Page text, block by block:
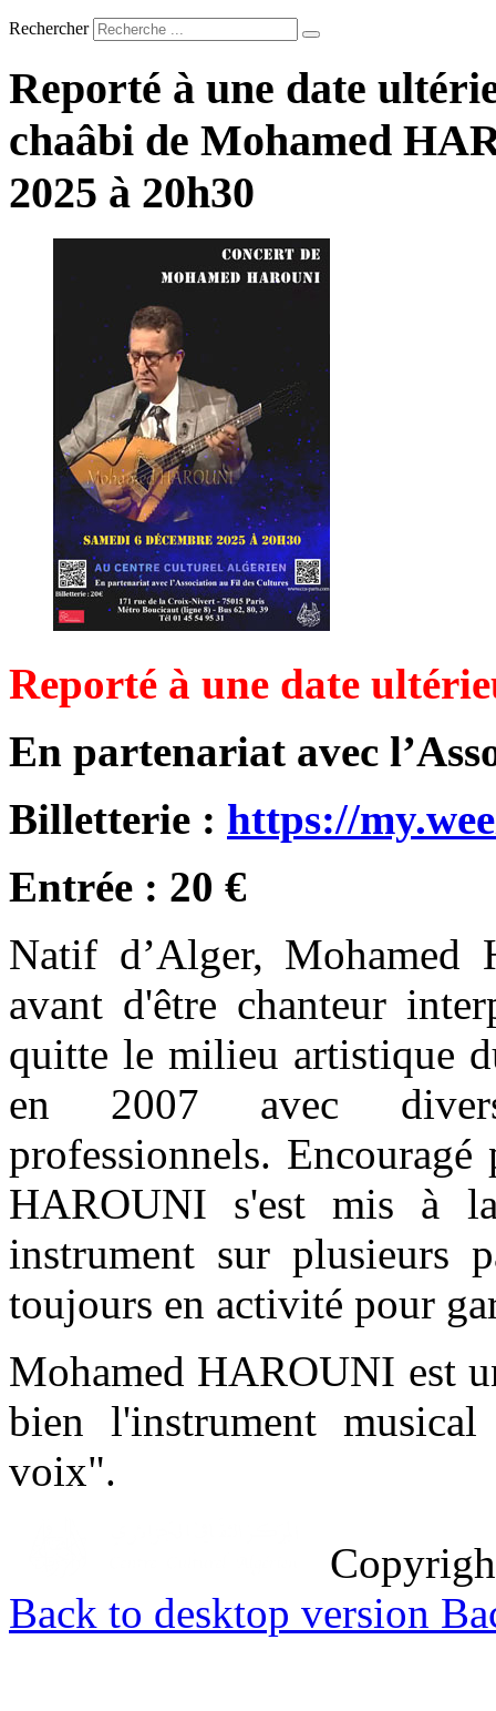
Rechercher
Reporté à une date
chaâbi de Mohamed
2025 à 20h30
Reporté à une date
En partenariat avec
Billetterie : https://
Entrée : 20 €
Natif d’Alger, Mohamed
avant d'être chanteur
quitte le milieu artistique
en 2007 avec
professionnels. Encouragé
HAROUNI s'est mis à
instrument sur plusieurs
toujours en activité pour
Mohamed HAROUNI est
bien l'instrument
voix".
Back to desktop version